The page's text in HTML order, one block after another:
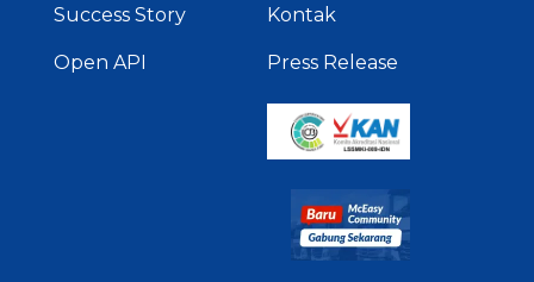
Success Story
Open API
Kontak
Press Release